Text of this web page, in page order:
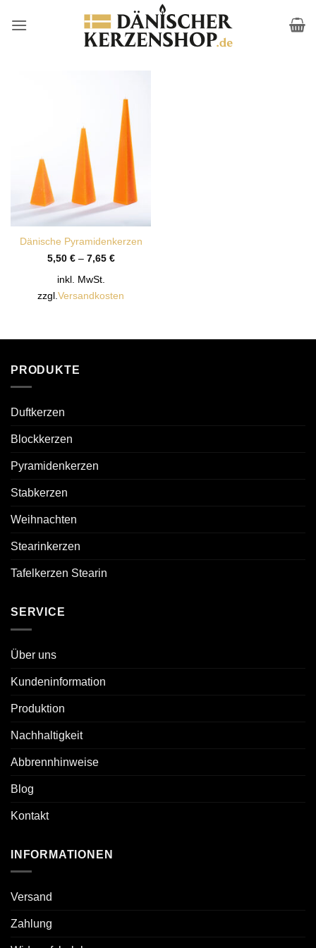
Inhalt
Dänische Pyramidenkerzen
5,50 €– 7,65 €
inkl. MwSt.
zzgl.Versandkosten
PRODUKTE
Duftkerzen
Blockkerzen
Pyramidenkerzen
Stabkerzen
Weihnachten
Stearinkerzen
Tafelkerzen Stearin
SERVICE
Über uns
Kundeninformation
Produktion
Nachhaltigkeit
Abbrennhinweise
Blog
Kontakt
INFORMATIONEN
Versand
Zahlung